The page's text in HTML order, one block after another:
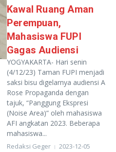
Kawal Ruang Aman
Perempuan,
Mahasiswa FUPI
Gagas Audiensi
YOGYAKARTA- Hari senin
(4/12/23) Taman FUPI menjadi
saksi bisu digelarnya audiensi A
Rose Propaganda dengan
tajuk, “Panggung Ekspresi
(Noise Area)” oleh mahasiswa
AFI angkatan 2023. Beberapa
mahasiswa...
Redaksi Geger 2023-12-05